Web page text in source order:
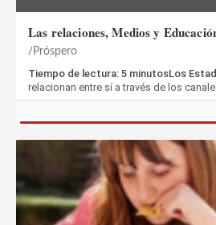
Las relaciones, Medios y
Próspero
Tiempo de lectura: 5 minutosLos
relacionan entre sí a través de los